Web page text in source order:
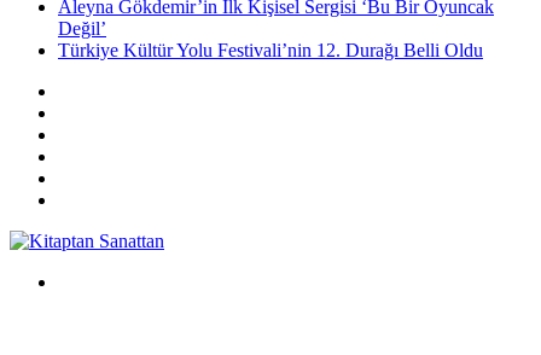
Aleyna Gökdemir’in İlk Kişisel Sergisi ‘Bu Bir Oyuncak
Değil’
Türkiye Kültür Yolu Festivali’nin 12. Durağı Belli Oldu